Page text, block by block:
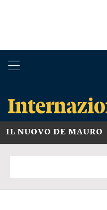
IL NUOVO DE MAURO